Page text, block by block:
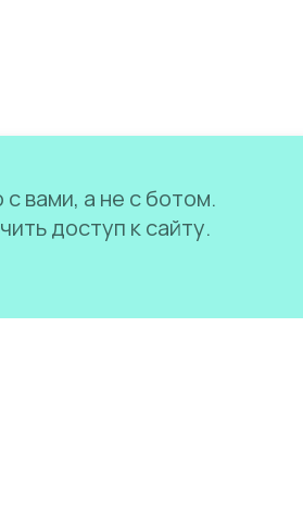
вами, а не с ботом.
доступ к сайту.